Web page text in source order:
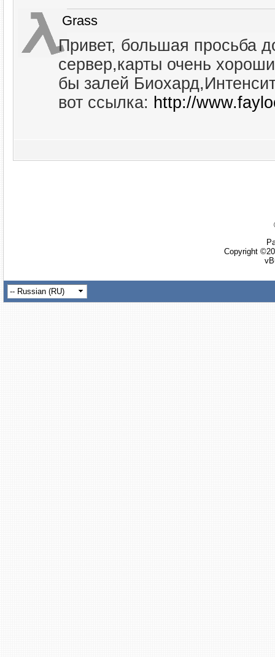
Grass
Привет, большая просьба
сервер,карты очень
бы залей
вот ссылка: http://
Copyright